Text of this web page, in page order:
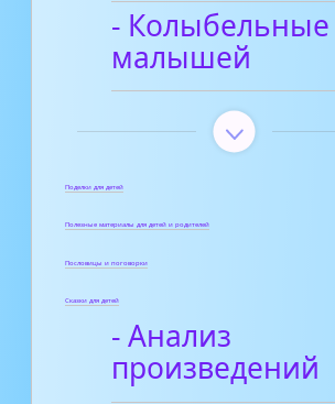
- Колыбельные
малышей
Поделки для детей
Полезные материалы для детей и родителей
Пословицы и поговорки
Сказки для детей
- Анализ
произведений